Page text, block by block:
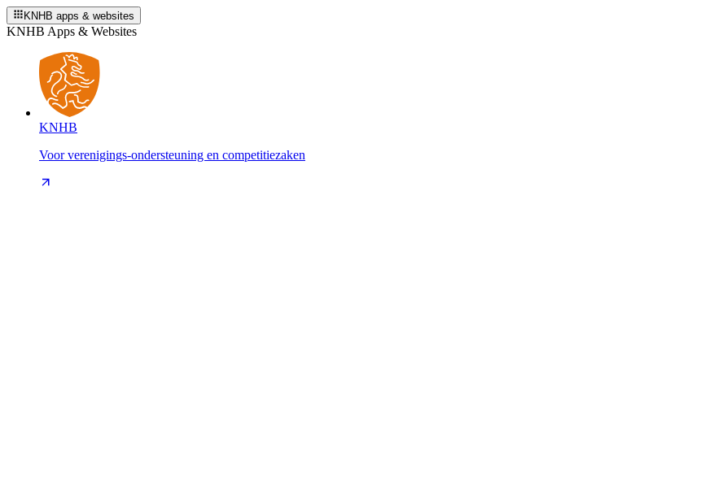
KNHB apps & websites
KNHB Apps & Websites
KNHB
Voor verenigings-ondersteuning en competitiezaken